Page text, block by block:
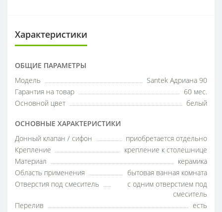
Характеристики
ОБЩИЕ ПАРАМЕТРЫ
Модель
Santek Адриана 90
Гарантия на товар
60 мес.
Основной цвет
белый
ОСНОВНЫЕ ХАРАКТЕРИСТИКИ
Донный клапан / сифон
приобретается отдельно
Крепление
крепление к столешнице
Материал
керамика
Область применения
бытовая ванная комната
Отверстия под смеситель
с одним отверстием под
смеситель
Перелив
есть